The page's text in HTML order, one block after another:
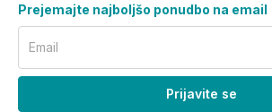
Prejemajte najboljšo ponudbo na email
Email
Prijavite se